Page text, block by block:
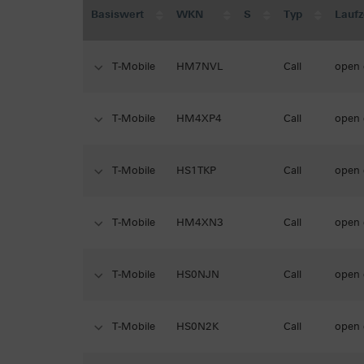
Basiswert WKN S Typ
T-Mobile HM7NVL Call open
T-Mobile HM4XP4 Call open
T-Mobile HS1TKP Call open
T-Mobile HM4XN3 Call open
T-Mobile HS0NJN Call open
T-Mobile HS0N2K Call open